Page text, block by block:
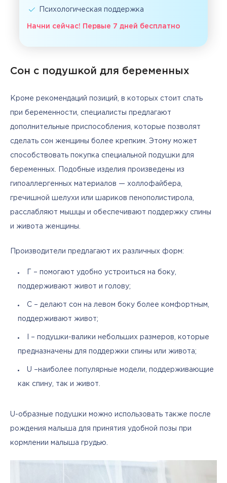
Психологическая поддержка
Начни сейчас! Первые 7 дней бесплатно
Сон с подушкой для беременных
Кроме рекомендаций позиций, в которых стоит спать
при беременности, специалисты предлагают
дополнительные приспособления, которые позволят
сделать сон женщины более крепким. Этому может
способствовать покупка специальной подушки для
беременных. Подобные изделия произведены из
гипоаллергенных материалов — холлофайбера,
гречишной шелухи или шариков пенополистирола,
расслабляют мышцы и обеспечивают поддержку спины
и живота женщины.
Производители предлагают их различных форм:
Г – помогают удобно устроиться на боку,
поддерживают живот и голову;
С – делают сон на левом боку более комфортным,
поддерживают живот;
I – подушки-валики небольших размеров, которые
предназначены для поддержки спины или живота;
U –наиболее популярные модели, поддерживающие
как спину, так и живот.
U-образные подушки можно использовать также после
рождения малыша для принятия удобной позы при
кормлении малыша грудью.